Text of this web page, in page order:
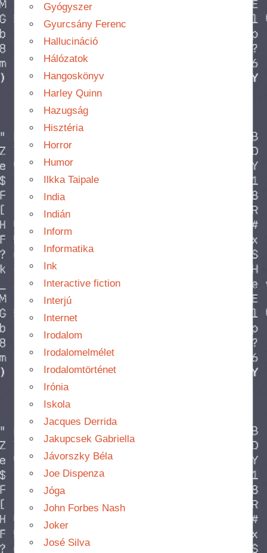
Gyógyszer
Gyurcsány Ferenc
Hallucináció
Hálózatok
Hangoskönyv
Harley Quinn
Hazugság
Hisztéria
Horror
Humor
Ilkka Taipale
India
Indián
Inform
Informatika
Ink
Interactive fiction
Interjú
Internet
Irodalom
Irodalomelmélet
Irodalomtörténet
Irónia
Iskola
Jacques Derrida
Jakupcsek Gabriella
Jávorszky Béla
Joe Dispenza
Jóga
John Forbes Nash
Joker
José Silva